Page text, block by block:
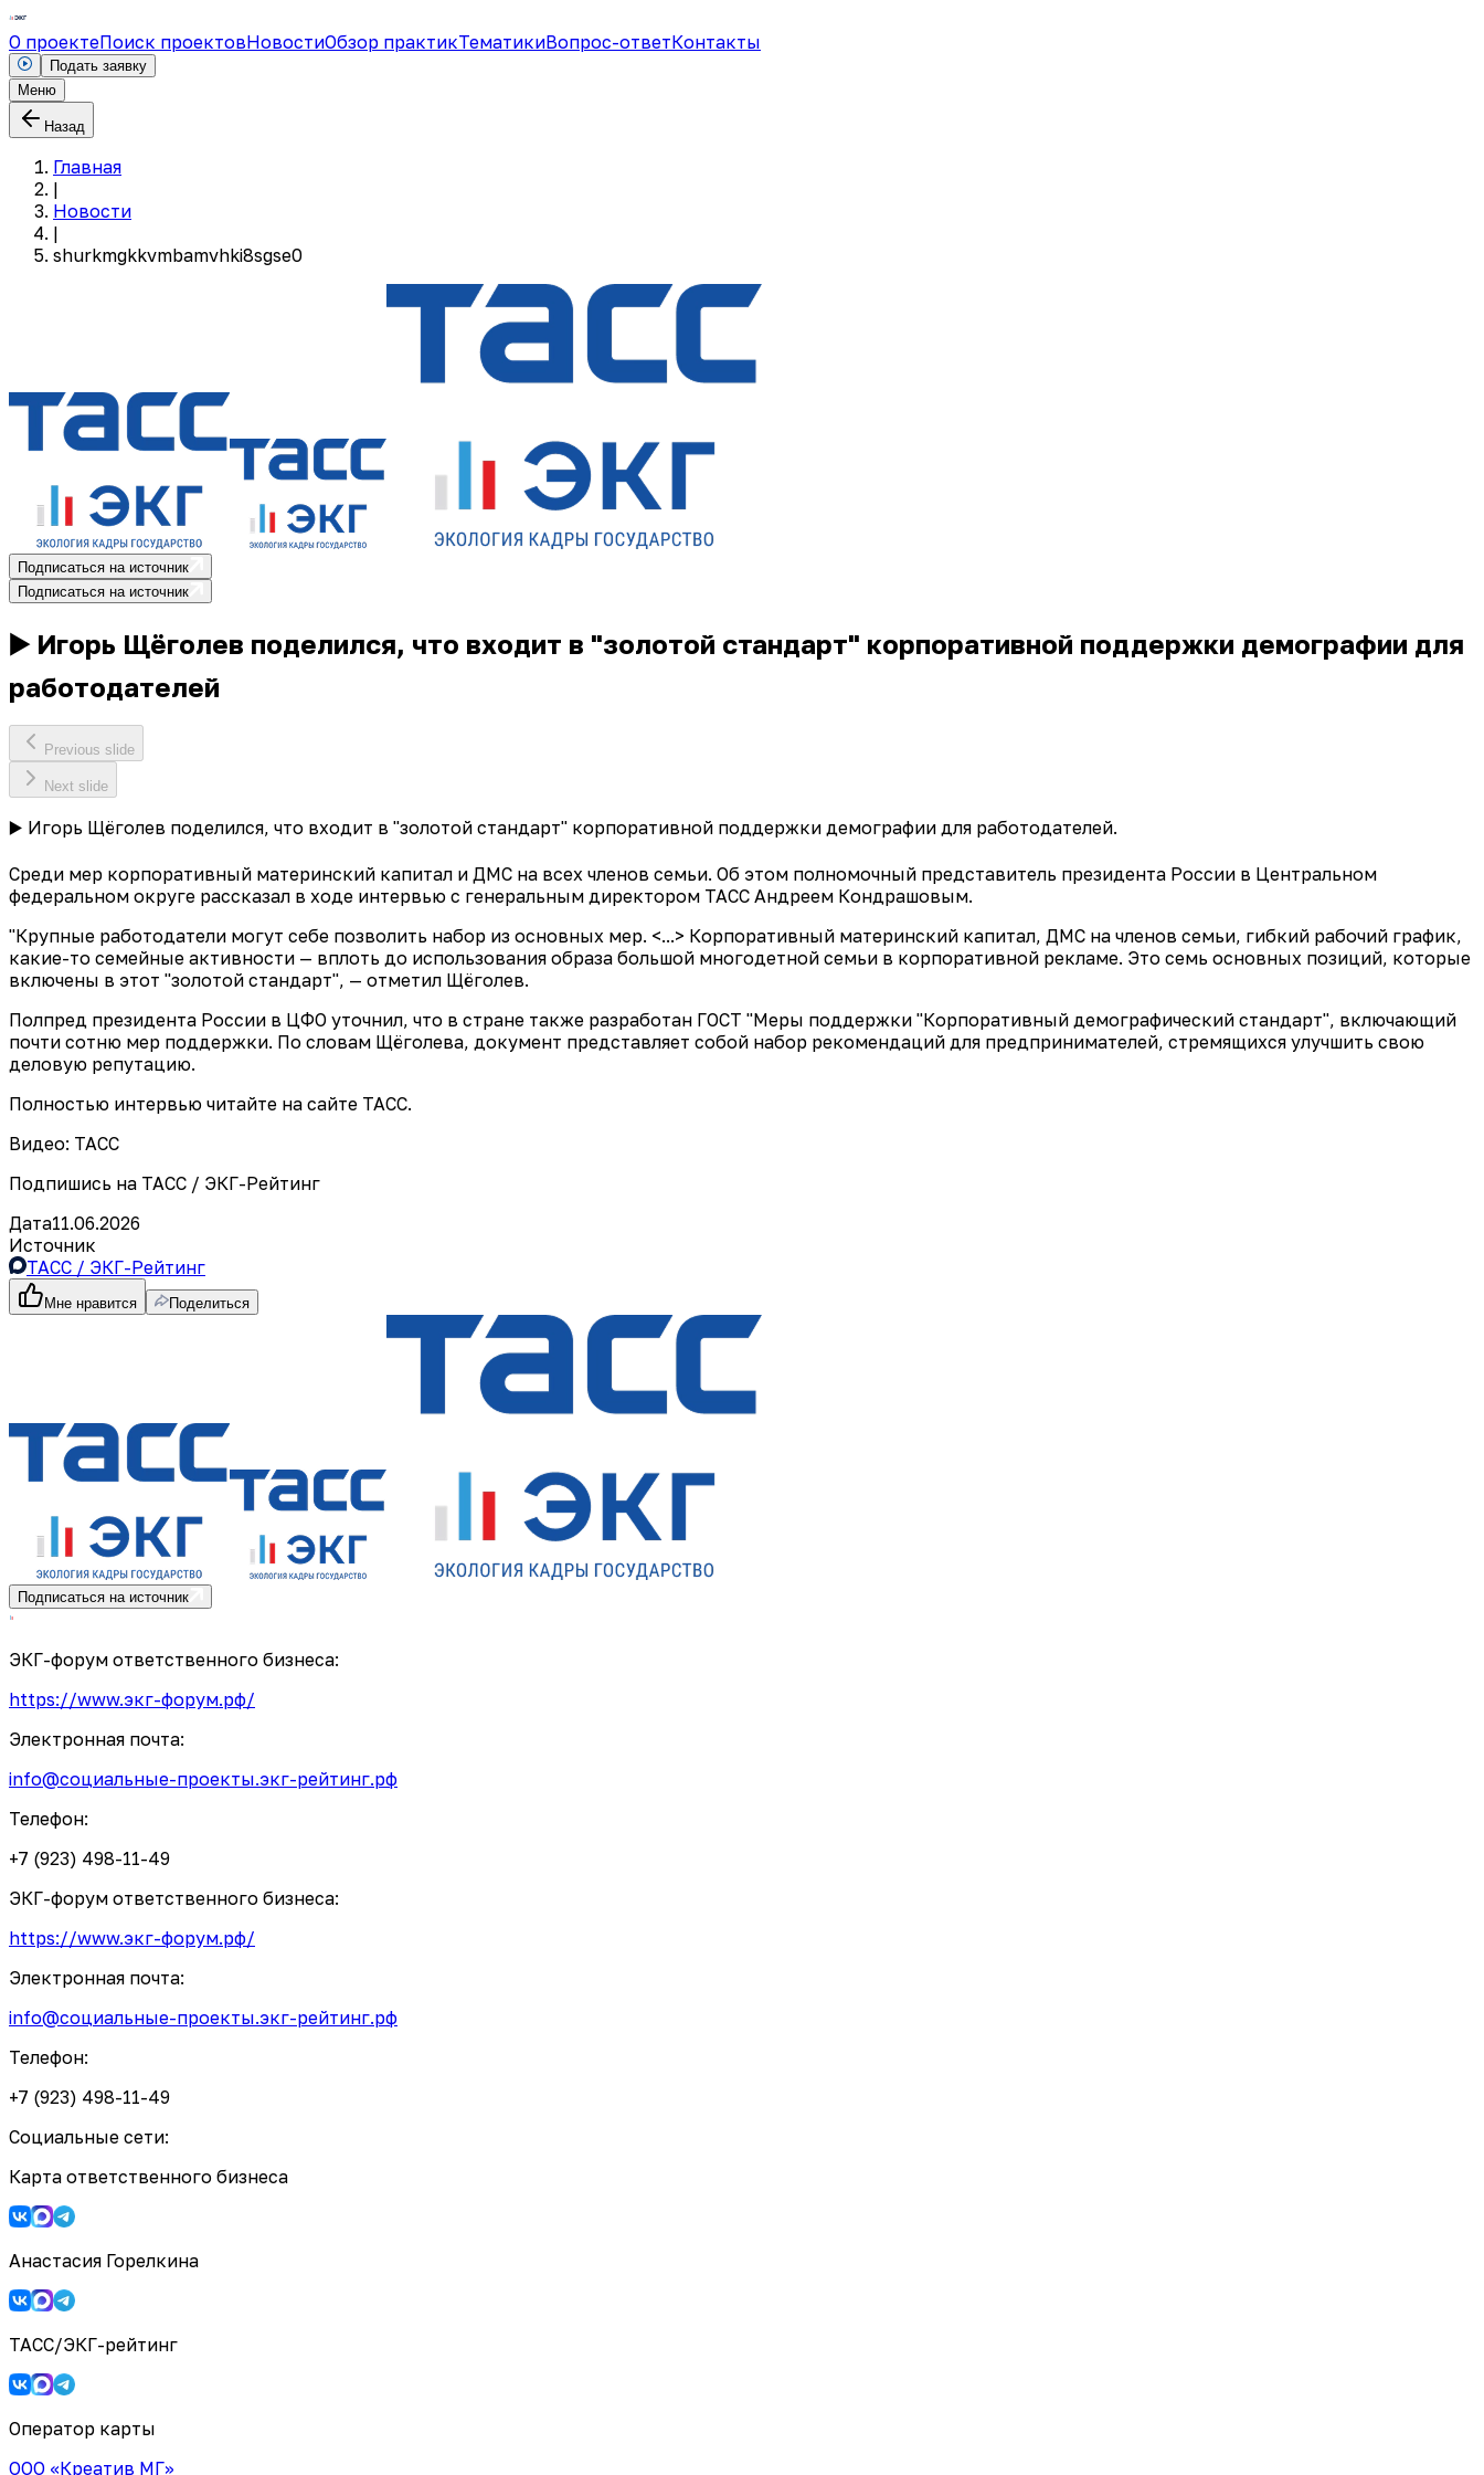
О проектеПоиск проектовНовостиОбзор практикТематикиВопрос-ответКонтакты
Подать заявку
Меню
Назад
Главная
|
Новости
|
shurkmgkkvmbamvhki8sgse0
Подписаться на источник
Подписаться на источник
▶️ Игорь Щёголев поделился, что входит в "золотой стандарт" корпоративной поддержки демографии для
работодателей
Previous slide
Next slide
▶️ Игорь Щёголев поделился, что входит в "золотой стандарт" корпоративной поддержки демографии для работодателей.
Среди мер корпоративный материнский капитал и ДМС на всех членов семьи. Об этом полномочный представитель президента России в Центральном
федеральном округе рассказал в ходе интервью с генеральным директором ТАСС Андреем Кондрашовым.
"Крупные работодатели могут себе позволить набор из основных мер. <...> Корпоративный материнский капитал, ДМС на членов семьи, гибкий рабочий график,
какие-то семейные активности — вплоть до использования образа большой многодетной семьи в корпоративной рекламе. Это семь основных позиций, которые
включены в этот "золотой стандарт", — отметил Щёголев.
Полпред президента России в ЦФО уточнил, что в стране также разработан ГОСТ "Меры поддержки "Корпоративный демографический стандарт", включающий
почти сотню мер поддержки. По словам Щёголева, документ представляет собой набор рекомендаций для предпринимателей, стремящихся улучшить свою
деловую репутацию.
Полностью интервью читайте на сайте ТАСС.
Видео: ТАСС
Подпишись на ТАСС / ЭКГ-Рейтинг
Дата11.06.2026
Источник
ТАСС / ЭКГ-Рейтинг
Мне нравится Поделиться
Подписаться на источник
ЭКГ-форум ответственного бизнеса:
https://www.экг-форум.рф/
Электронная почта:
info@социальные-проекты.экг-рейтинг.рф
Телефон:
+7 (923) 498-11-49
ЭКГ-форум ответственного бизнеса:
https://www.экг-форум.рф/
Электронная почта:
info@социальные-проекты.экг-рейтинг.рф
Телефон:
+7 (923) 498-11-49
Социальные сети:
Карта ответственного бизнеса
Анастасия Горелкина
ТАСС/ЭКГ-рейтинг
Оператор карты
ООО «Креатив МГ»